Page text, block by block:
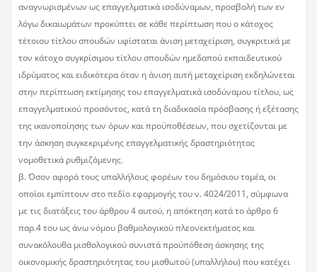
αναγνωρισμένων ως επαγγελματικά ισοδύναμων, προσβολή των εν
λόγω δικαιωμάτων προκύπτει σε κάθε περίπτωση που ο κάτοχος
τέτοιου τίτλου σπουδών υφίσταται άνιση μεταχείριση, συγκριτικά με
τον κάτοχο συγκρίσιμου τίτλου σπουδών ημεδαπού εκπαιδευτικού
ιδρύματος και ειδικότερα όταν η άνιση αυτή μεταχείριση εκδηλώνεται
στην περίπτωση εκτίμησης του επαγγελματικά ισοδύναμου τίτλου, ως
επαγγελματικού προσόντος, κατά τη διαδικασία πρόσβασης ή εξέτασης
της ικανοποίησης των όρων και προϋποθέσεων, που σχετίζονται με
την άσκηση συγκεκριμένης επαγγελματικής δραστηριότητας
νομοθετικά ρυθμιζόμενης.
β. Όσον αφορά τους υπαλλήλους φορέων του δημόσιου τομέα, οι
οποίοι εμπίπτουν στο πεδίο εφαρμογής του ν. 4024/2011, σύμφωνα
με τις διατάξεις του άρθρου 4 αυτού, η απόκτηση κατά το άρθρο 6
παρ.4 του ως άνω νόμου βαθμολογικού πλεονεκτήματος και
συνακόλουθα μισθολογικού συνιστά προϋπόθεση άσκησης της
οικονομικής δραστηριότητας του μισθωτού (υπαλλήλου) που κατέχει